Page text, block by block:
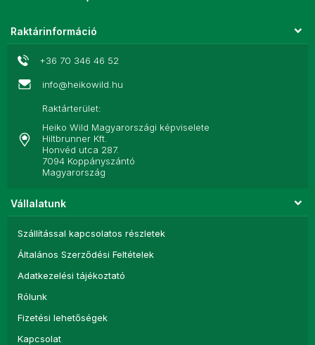
Raktárinformáció
+36 70 346 46 52
info@heikowild.hu
Raktárterület:
Heiko Wild Magyarországi képviselete
Hiltbrunner Kft.
Honvéd utca 287.
7094 Koppányszántó
Magyarország
Vállalatunk
Szállítással kapcsolatos részletek
Általános Szerződési Feltételek
Adatkezelési tájékoztató
Rólunk
Fizetési lehetőségek
Kapcsolat